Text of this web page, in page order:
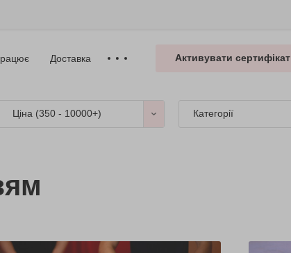
Доставка Активувати сертифікат
Ціна (350 - 10000+) Категорії